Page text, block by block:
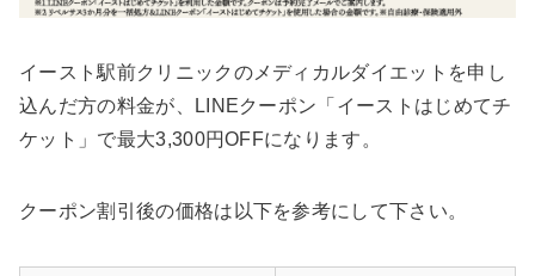
イースト駅前クリニックのメディカルダイエットを申し
込んだ方の料金が、LINEクーポン「イーストはじめてチ
ケット」で最大3,300円OFFになります。
クーポン割引後の価格は以下を参考にして下さい。